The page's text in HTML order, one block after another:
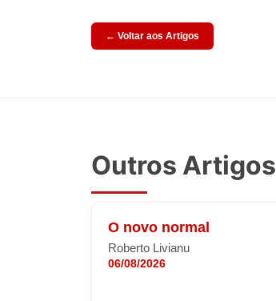
← Voltar aos Artigos
Outros Artigos
O novo normal
Roberto Livianu
06/08/2026